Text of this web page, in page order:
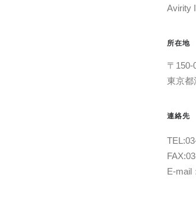
Avirity
所在地
〒150-
東京都
連絡先
E-mail